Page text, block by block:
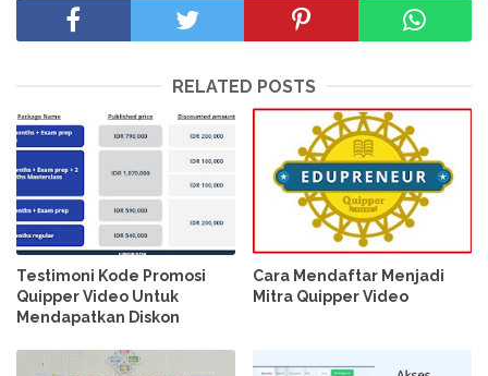
RELATED POSTS
Testimoni Kode Promosi
Quipper Video Untuk
Mendapatkan Diskon
Cara Mendaftar Menjadi
Mitra Quipper Video